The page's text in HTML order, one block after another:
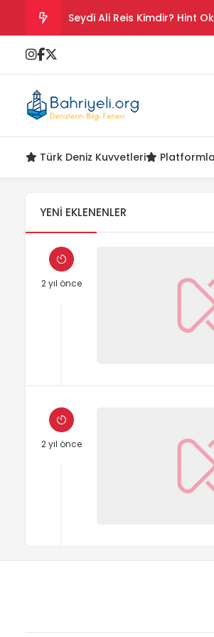
Seydi Ali Reis Kimdir? Hint
Gazi Umur Bey Kimdir?
Turgut Reis Kimdir? Hayatı,
Türk Deniz Kuvvetleri
YENI EKLENENLER
2 yıl önce
2 yıl önce